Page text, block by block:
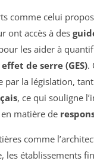
comme celui
ont accès à des
les aider à
de serre (GES).
par la législation,
, ce qui souligne
matière de
comme
les établissements